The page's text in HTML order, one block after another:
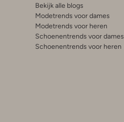
Bekijk alle blogs
Modetrends voor dames
Modetrends voor heren
Schoenentrends voor dames
Schoenentrends voor heren